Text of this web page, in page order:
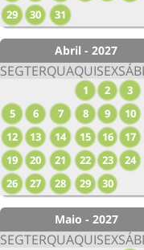
29
30 31
Abril - 2027
SEGTERQUAQUISEXSÁB
1 2 3
5
6 7 8 9 10
12
13 14 15 16 17
19
20 21 22 23 24
26
27 28 29 30
Maio - 2027
SEGTERQUAQUISEXSÁB